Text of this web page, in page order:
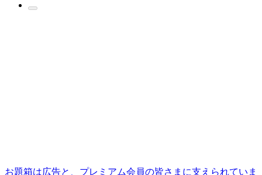
お題箱は広告と、プレミアム会員の皆さまに支えられていま